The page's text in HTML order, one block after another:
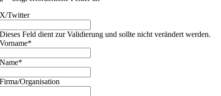
X/Twitter
Dieses Feld dient zur Validierung und sollte nicht verändert werden.
Vorname*
Name*
Firma/Organisation